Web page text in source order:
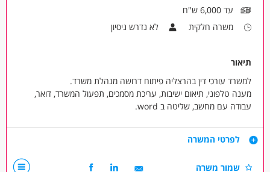
עד 6,000 ש"ח
משרה חלקית
לא נדרש ניסיון
תיאור
למשרד עורכי דין בהרצליה פיתוח דרושה מנהלת משרד.
מענה טלפוני, תיאום ישיבות, עריכת מסמכים, תפעול המשרד, דואר,
עבודה עם מחשב, שליטה ב word.
- עבודה מעניינת במשרד עם אווירה נעימה.
- שעות עבודה גמישות (רצוי 10:00 - 15:00 אבל יש גמישות).
דרישות
לפרטי המשרה
שמור משרה